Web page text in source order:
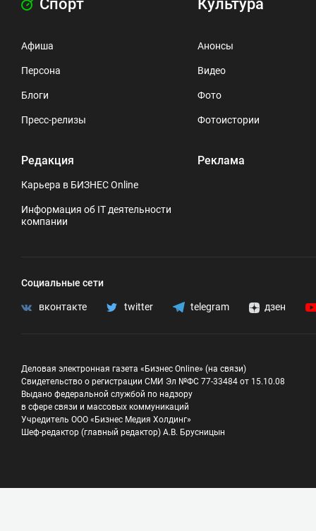
Спорт
Афиша
Персона
Блоги
Пресс-релизы
Редакция
Карьера в БИЗНЕС Online
Информация об IT деятельности
компании
Культура
Анонсы
Видео
Фото
Фотоистории
Реклама
Социальные сети
вконтакте twitter telegram дзен
Деловая электронная газета «Бизнес Online» (на связи)
Свидетельство о регистрации СМИ Эл №ФС 77-33484 от 15.10.08
Выдано федеральной службой по надзору
в сфере связи и массовых коммуникаций
Учредитель ООО «Бизнес Медия Холдинг»
Шеф-редактор (главный редактор) А.В. Брусницын